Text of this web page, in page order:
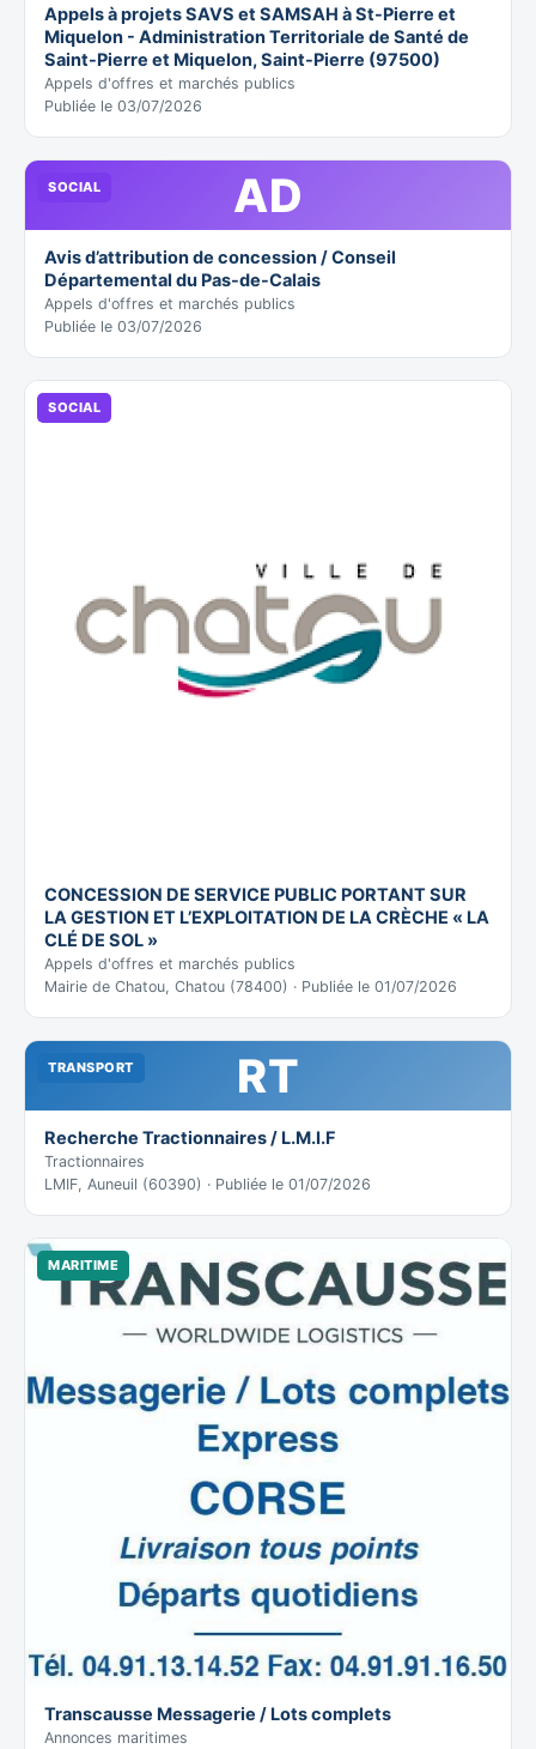
Appels à projets SAVS et SAMSAH à St-Pierre et
Miquelon - Administration Territoriale de Santé de
Saint-Pierre et Miquelon, Saint-Pierre (97500)
Appels d'offres et marchés publics
Publiée le 03/07/2026
AD
SOCIAL
Avis d’attribution de concession / Conseil
Départemental du Pas-de-Calais
Appels d'offres et marchés publics
Publiée le 03/07/2026
SOCIAL
CONCESSION DE SERVICE PUBLIC PORTANT SUR
LA GESTION ET L’EXPLOITATION DE LA CRÈCHE « LA
CLÉ DE SOL »
Appels d'offres et marchés publics
Mairie de Chatou, Chatou (78400) · Publiée le 01/07/2026
RT
TRANSPORT
Recherche Tractionnaires / L.M.I.F
Tractionnaires
LMIF, Auneuil (60390) · Publiée le 01/07/2026
MARITIME
Transcausse Messagerie / Lots complets
Annonces maritimes